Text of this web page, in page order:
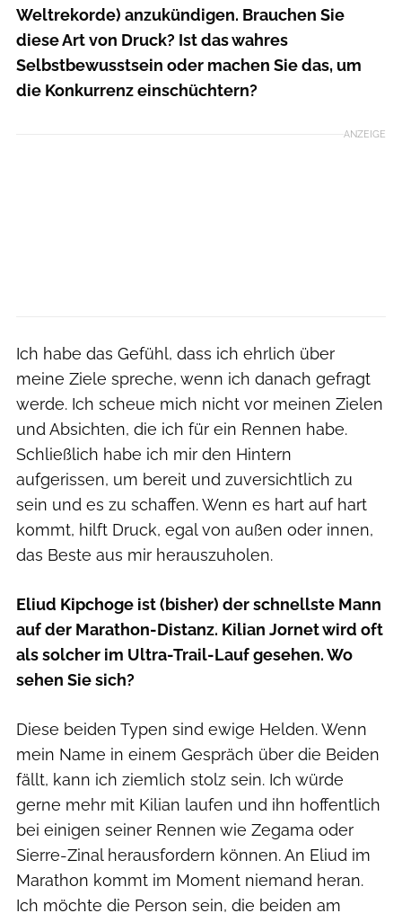
Weltrekorde) anzukündigen. Brauchen Sie
diese Art von Druck? Ist das wahres
Selbstbewusstsein oder machen Sie das, um
die Konkurrenz einschüchtern?
ANZEIGE
Ich habe das Gefühl, dass ich ehrlich über
meine Ziele spreche, wenn ich danach gefragt
werde. Ich scheue mich nicht vor meinen Zielen
und Absichten, die ich für ein Rennen habe.
Schließlich habe ich mir den Hintern
aufgerissen, um bereit und zuversichtlich zu
sein und es zu schaffen. Wenn es hart auf hart
kommt, hilft Druck, egal von außen oder innen,
das Beste aus mir herauszuholen.
Eliud Kipchoge ist (bisher) der schnellste Mann
auf der Marathon-Distanz. Kilian Jornet wird oft
als solcher im Ultra-Trail-Lauf gesehen. Wo
sehen Sie sich?
Diese beiden Typen sind ewige Helden. Wenn
mein Name in einem Gespräch über die Beiden
fällt, kann ich ziemlich stolz sein. Ich würde
gerne mehr mit Kilian laufen und ihn hoffentlich
bei einigen seiner Rennen wie Zegama oder
Sierre-Zinal herausfordern können. An Eliud im
Marathon kommt im Moment niemand heran.
Ich möchte die Person sein, die beiden am